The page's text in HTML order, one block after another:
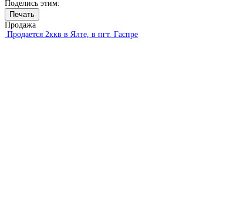
Поделись этим:
Печать
Продажа
Продается 2ккв в Ялте, в пгт. Гаспре